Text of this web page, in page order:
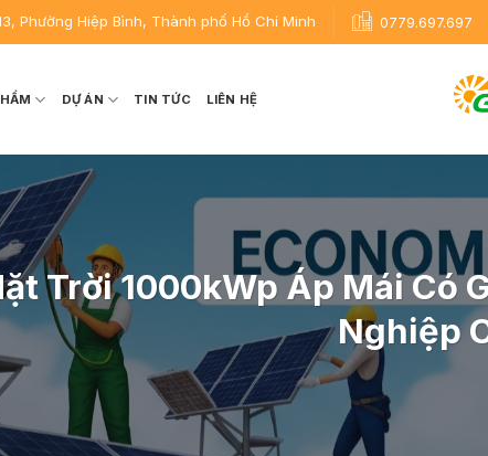
Phường Hiệp Bình, Thành phố Hồ Chí Minh 0779.697.697
DỰ ÁN TIN TỨC LIÊN HỆ
Trời 1000kWp Áp Mái Có
Nghiệp